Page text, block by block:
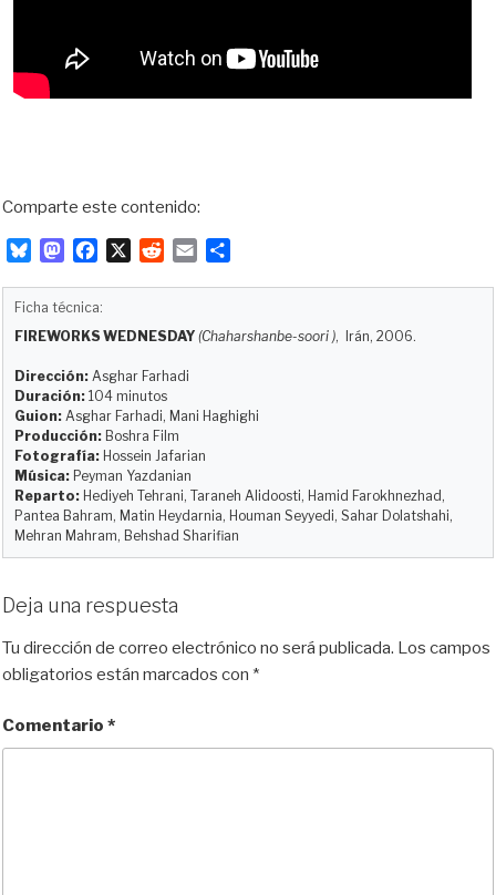
Comparte este contenido:
u
s
k
y
M
o
d
o
n
b
o
o
k
X
i
t
l
a
i
Ficha técnica:
FIREWORKS WEDNESDAY (Chaharshanbe-soori ), Irán, 2006.
Dirección: Asghar Farhadi
Duración: 104 minutos
Guion: Asghar Farhadi, Mani Haghighi
Producción: Boshra Film
Fotografía: Hossein Jafarian
Música: Peyman Yazdanian
Reparto: Hediyeh Tehrani, Taraneh Alidoosti, Hamid Farokhnezhad,
Pantea Bahram, Matin Heydarnia, Houman Seyyedi, Sahar Dolatshahi,
Mehran Mahram, Behshad Sharifian
Deja una respuesta
Tu dirección de correo electrónico no será publicada. Los campos
obligatorios están marcados con *
Comentario *